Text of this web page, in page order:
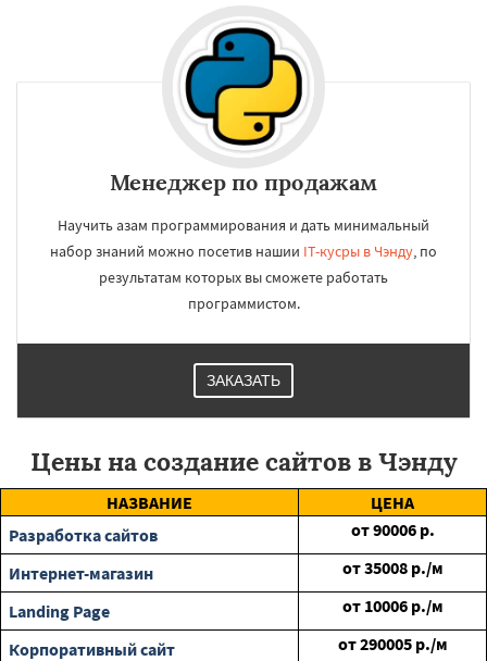
Менеджер по продажам
Научить азам программирования и дать минимальный
набор знаний можно посетив нашии IT-кусры в Чэнду, по
результатам которых вы сможете работать
программистом.
ЗАКАЗАТЬ
Цены на создание сайтов в Чэнду
НАЗВАНИЕ
ЦЕНА
Разработка сайтов
от90006 р.
Интернет-магазин
от35008 р./м
Landing Page
от 10006 р./м
Корпоративный сайт
от290005 р./м